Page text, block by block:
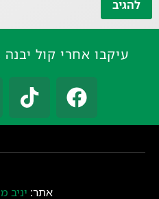
עיקבו אחרי קול
אתר: יניב